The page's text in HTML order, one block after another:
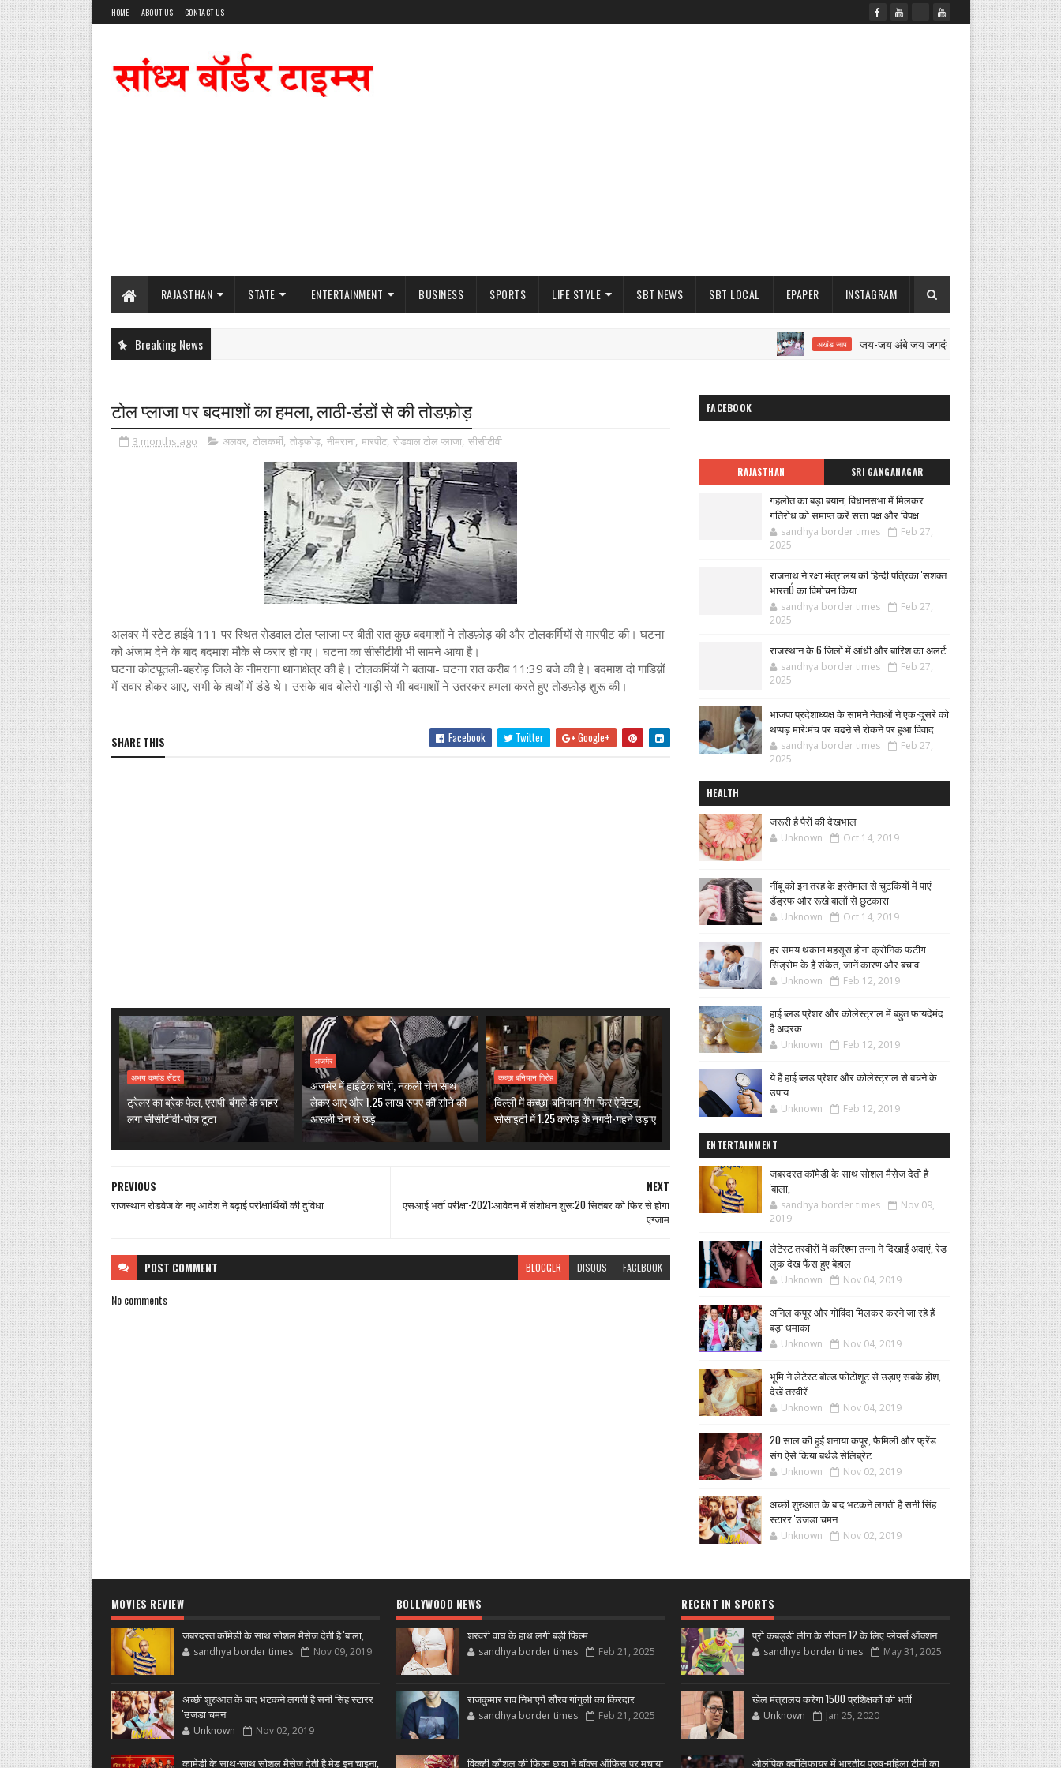
HOME ABOUT US CONTACT US
RAJASTHAN STATE ENTERTAINMENT BUSINESS SPORTS LIFE STYLE SBT NEWS SBT LOCAL EPAPER INSTAGRAM
Breaking News अखंड जाप जय-जय अंबे जय जगदंबे का 12 घंटे का अखंड जाप शुरू
टोल प्लाजा पर बदमाशों का हमला, लाठी-डंडों से की तोडफ़ोड़
3 months ago अलवर, टोलकर्मी, तोड़फोड़, नीमराना, मारपीट, रोडवाल टोल प्लाजा, सीसीटीवी
अलवर में स्टेट हाईवे 111 पर स्थित रोडवाल टोल प्लाजा पर बीती रात कुछ बदमाशों ने तोडफ़ोड़ की और टोलकर्मियों से मारपीट की। घटना
को अंजाम देने के बाद बदमाश मौके से फरार हो गए। घटना का सीसीटीवी भी सामने आया है।
घटना कोटपूतली-बहरोड़ जिले के नीमराना थानाक्षेत्र की है। टोलकर्मियों ने बताया- घटना रात करीब 11:39 बजे की है। बदमाश दो गाडिय़ों
में सवार होकर आए, सभी के हाथों में डंडे थे। उसके बाद बोलेरो गाड़ी से भी बदमाशों ने उतरकर हमला करते हुए तोडफ़ोड़ शुरू की।
SHARE THIS Facebook Twitter Google+
अभय कमांड सेंटर
ट्रेलर का ब्रेक फेल, एसपी-बंगले के बाहर
लगा सीसीटीवी-पोल टूटा
अजमेर
अजमेर में हाईटेक चोरी, नकली चेन साथ
लेकर आए और 1.25 लाख रुपए की सोने की
असली चेन ले उड़े
कच्छा बनियान गिरोह
दिल्ली में कच्छा-बनियान गैंग फिर ऐक्टिव,
सोसाइटी में 1.25 करोड़ के नगदी-गहने उड़ाए
NEXT
एसआई भर्ती परीक्षा-2021:आवेदन में संशोधन शुरू:20 सितंबर को फिर से होगा
एग्जाम
PREVIOUS
राजस्थान रोडवेज के नए आदेश ने बढ़ाई परीक्षार्थियों की दुविधा
POST COMMENT BLOGGER DISQUS FACEBOOK
No comments
FACEBOOK
RAJASTHAN SRI GANGANAGAR
गहलोत का बड़ा बयान, विधानसभा में मिलकर
गतिरोध को समाप्त करें सत्ता पक्ष और विपक्ष
sandhya border times
Feb 27,
2025
राजनाथ ने रक्षा मंत्रालय की हिन्दी पत्रिका 'सशक्त
भारतÓ का विमोचन किया
sandhya border times
Feb 27,
2025
राजस्थान के 6 जिलों में आंधी और बारिश का अलर्ट
sandhya border times
Feb 27,
2025
भाजपा प्रदेशाध्यक्ष के सामने नेताओं ने एक-दूसरे को
थप्पड़ मारे:मंच पर चढऩे से रोकने पर हुआ विवाद
sandhya border times
Feb 27,
2025
HEALTH
जरूरी है पैरों की देखभाल
Unknown Oct 14, 2019
नींबू को इन तरह के इस्तेमाल से चुटकियों में पाएं
डैंड्रफ और रूखे बालों से छुटकारा
Unknown Oct 14, 2019
हर समय थकान महसूस होना क्रोनिक फटीग
सिंड्रोम के हैं संकेत, जानें कारण और बचाव
Unknown Feb 12, 2019
हाई ब्लड प्रेशर और कोलेस्ट्राल में बहुत फायदेमंद
है अदरक
Unknown Feb 12, 2019
ये हैं हाई ब्लड प्रेशर और कोलेस्ट्राल से बचने के
उपाय
Unknown Feb 12, 2019
ENTERTAINMENT
जबरदस्त कॉमेडी के साथ सोशल मैसेज देती है
'बाला,
sandhya border times
Nov 09,
2019
लेटेस्ट तस्वीरों में करिश्मा तन्ना ने दिखाईं अदाएं, रेड
लुक देख फैंस हुए बेहाल
Unknown Nov 04, 2019
अनिल कपूर और गोविंदा मिलकर करने जा रहे हैं
बड़ा धमाका
Unknown Nov 04, 2019
भूमि ने लेटेस्ट बोल्ड फोटोशूट से उड़ाए सबके होश,
देखें तस्वीरें
Unknown Nov 04, 2019
20 साल की हुईं शनाया कपूर, फैमिली और फ्रेंड
संग ऐसे किया बर्थडे सेलिब्रेट
Unknown Nov 02, 2019
अच्छी शुरुआत के बाद भटकने लगती है सनी सिंह
स्टारर 'उजडा चमन
Unknown Nov 02, 2019
MOVIES REVIEW
जबरदस्त कॉमेडी के साथ सोशल मैसेज देती है 'बाला,
sandhya border times Nov 09, 2019
अच्छी शुरुआत के बाद भटकने लगती है सनी सिंह स्टारर
'उजडा चमन
Unknown Nov 02, 2019
कामेडी के साथ-साथ सोशल मैसेज देती है मेड इन चाइना,
BOLLYWOOD NEWS
शरवरी वाघ के हाथ लगी बड़ी फिल्म
sandhya border times Feb 21, 2025
राजकुमार राव निभाएगें सौरव गांगुली का किरदार
sandhya border times Feb 21, 2025
विक्की कौशल की फिल्म छावा ने बॉक्स ऑफिस पर मचाया
RECENT IN SPORTS
प्रो कबड्डी लीग के सीजन 12 के लिए प्लेयर्स ऑक्शन
sandhya border times May 31, 2025
खेल मंत्रालय करेगा 1500 प्रशिक्षकों की भर्ती
Unknown Jan 25, 2020
ओलंपिक क्वॉलिफायर में भारतीय पुरुष-महिला टीमों का